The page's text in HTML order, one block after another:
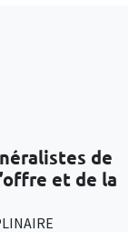
de
et de la